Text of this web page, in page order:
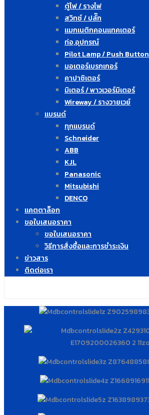
ตู้ไฟ / รางไฟ
สวิทซ์ / ปลั๊ก
แมกเนติกคอนแทคเตอร์
ท่อ,อุปกรณ์
Pilot Lamp / Push Button
มอเตอร์เบรกเกอร์
คาปาซิเตอร์
มิเตอร์ / พาวเวอร์มิเตอร์
Wireway / รางวายเวย์
แบรนด์
ทุกแบรนด์
Schneider
ABB
KJL
Panasonic
Mitsubishi
DENCO
แคตตาล็อก
ขอใบเสนอราคา
ขอใบเสนอราคา
วิธีการสั่งซื้อและการชำระเงิน
ข่าวสาร
ติดต่อเรา